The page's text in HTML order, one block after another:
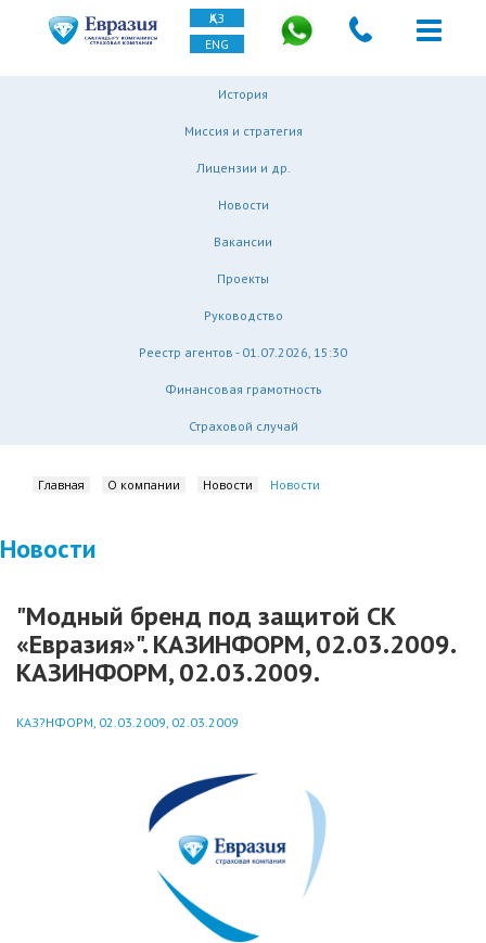
ҚАЗ
ENG
История
Миссия и стратегия
Лицензии и др.
Новости
Вакансии
Проекты
Руководство
Реестр агентов - 01.07.2026, 15:30
Финансовая грамотность
Страховой случай
Главная О компании Новости Новости
Новости
"Модный бренд под защитой СК
«Евразия»". КАЗИНФОРМ, 02.03.2009.
КАЗИНФОРМ, 02.03.2009.
КАЗ?НФОРМ, 02.03.2009, 02.03.2009